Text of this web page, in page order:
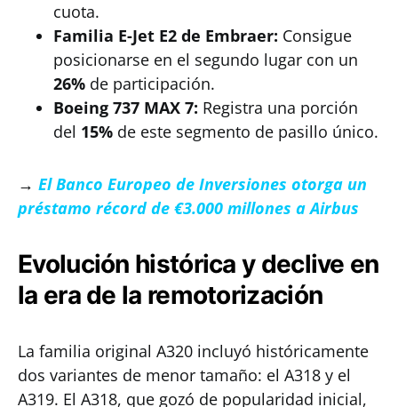
cuota.
Familia E-Jet E2 de Embraer: Consigue
posicionarse en el segundo lugar con un
26% de participación.
Boeing 737 MAX 7: Registra una porción
del 15% de este segmento de pasillo único.
→ El Banco Europeo de Inversiones otorga un
préstamo récord de €3.000 millones a Airbus
Evolución histórica y declive en
la era de la remotorización
La familia original A320 incluyó históricamente
dos variantes de menor tamaño: el A318 y el
A319. El A318, que gozó de popularidad inicial,